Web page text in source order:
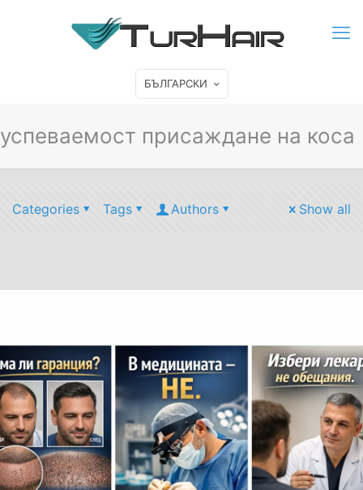
БЪЛГАРСКИ
успеваемост присаждане на коса
Categories Tags Authors Show all